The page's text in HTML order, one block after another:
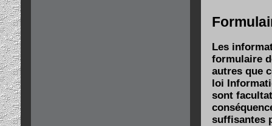
Les
formulaire
autres que
loi
sont
suffisantes